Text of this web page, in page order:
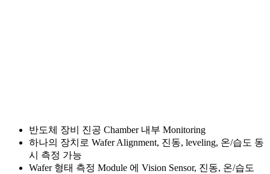
반도체 장비 진공 Chamber 내부 Monitoring
하나의 장치로 Wafer Alignment, 진동, leveling, 온/습도 동
시 측정 가능
Wafer 형태 측정 Module 에 Vision Sensor, 진동, 온/습도